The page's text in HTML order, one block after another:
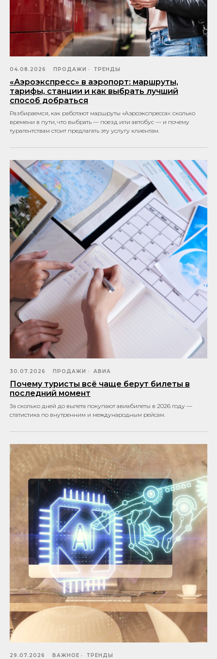
04.08.2026 ПРОДАЖИ ТРЕНДЫ
«Аэроэкспресс» в аэропорт: маршруты,
тарифы, станции и как выбрать лучший
способ добраться
Разбираемся, как работают маршруты «Аэроэкспресса»: сколько
времени в пути, что выбрать — поезд или автобус — и почему
турагентствам стоит предлагать эту услугу клиентам.
30.07.2026 ПРОДАЖИ АВИА
Почему туристы всё чаще берут билеты в
последний момент
За сколько дней до вылета покупают авиабилеты в 2026 году —
статистика по внутренним и международным рейсам.
29.07.2026 ВАЖНОЕ ТРЕНДЫ